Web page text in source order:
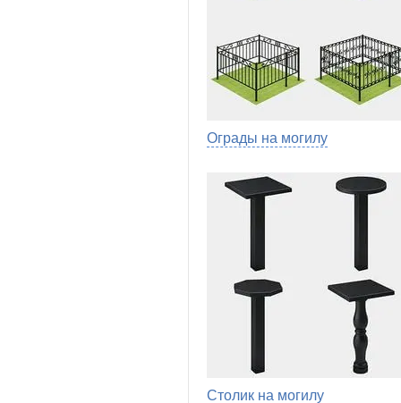
Ограды на могилу
Столик на могилу